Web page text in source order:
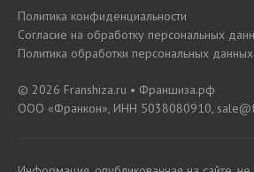
Политика конфиденциальности
Согласие на обработку персональных
Политика обработки персональных данных
© 2026 Franshiza.ru • Франшиза.рф
ООО «Франкон», ИНН 5038080910,